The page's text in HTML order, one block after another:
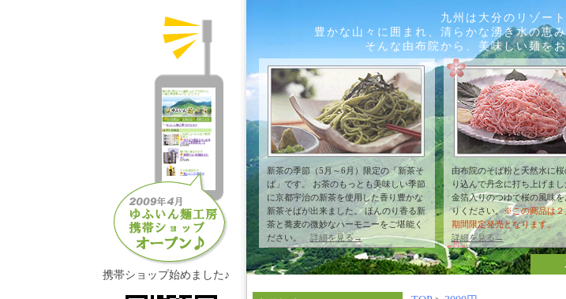
九州は大分のリゾー
豊かな山々に囲まれ、清らかな湧き水の恵
そんな由布院から、美味しい麺を
新茶の季節（5月～6月）限定の「新茶そ
ば」です。 お茶のもっとも美味しい季節
に京都宇治の新茶を使用した香り豊かな
新茶そばが出来ました。 ほんのり香る新
茶と蕎麦の微妙なハーモニーをご堪能く
ださい。 詳細を見る→
由布院のそば粉と天然水に
り込んで丹念に打ち上げま
金箔入りのつゆで桜の風味
りください。※この商品は２
期間限定発売となります。
詳細を見る→
携帯ショップ始めました♪